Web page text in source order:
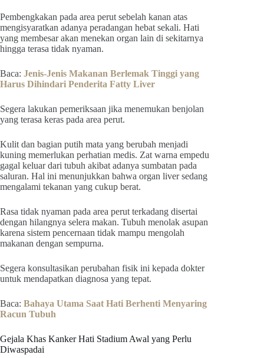
Pembengkakan pada area perut sebelah kanan atas
mengisyaratkan adanya peradangan hebat sekali. Hati
yang membesar akan menekan organ lain di sekitarnya
hingga terasa tidak nyaman.
Baca: Jenis-Jenis Makanan Berlemak Tinggi yang
Harus Dihindari Penderita Fatty Liver
Segera lakukan pemeriksaan jika menemukan benjolan
yang terasa keras pada area perut.
Kulit dan bagian putih mata yang berubah menjadi
kuning memerlukan perhatian medis. Zat warna empedu
gagal keluar dari tubuh akibat adanya sumbatan pada
saluran. Hal ini menunjukkan bahwa organ liver sedang
mengalami tekanan yang cukup berat.
Rasa tidak nyaman pada area perut terkadang disertai
dengan hilangnya selera makan. Tubuh menolak asupan
karena sistem pencernaan tidak mampu mengolah
makanan dengan sempurna.
Segera konsultasikan perubahan fisik ini kepada dokter
untuk mendapatkan diagnosa yang tepat.
Baca: Bahaya Utama Saat Hati Berhenti Menyaring
Racun Tubuh
Gejala Khas Kanker Hati Stadium Awal yang Perlu
Diwaspadai